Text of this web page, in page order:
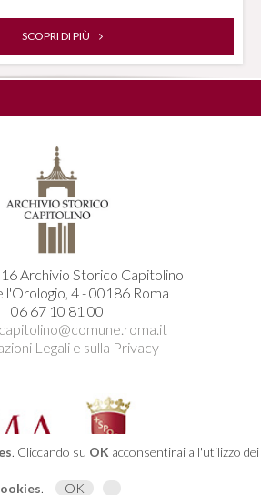
SCOPRI DI PIÙ
Archivio Storico Capitolino
4 - 00186 Roma
06 67 10 81 00
Legali e sulla Privacy
. Cliccando su OK acconsentirai all'utilizzo dei
. OK